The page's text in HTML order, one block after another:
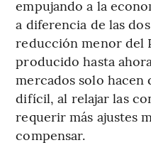
empujando a la
a diferencia de las
reducción menor del
producido hasta
mercados solo hacen
difícil, al relajar las
requerir más ajustes
compensar.